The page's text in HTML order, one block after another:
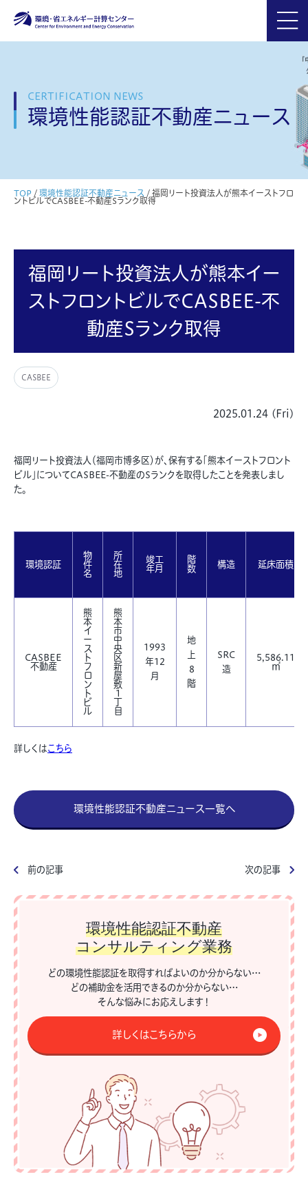
CERTIFICATION NEWS
環境性能認証不動産ニュース
TOP / 環境性能認証不動産ニュース / 福岡リート投資法人が熊本イーストフロ
ントビルでCASBEE-不動産Sランク取得
福岡リート投資法人が熊本イー
ストフロントビルでCASBEE-不
動産Sランク取得
CASBEE
2025.01.24 (Fri)
福岡リート投資法人（福岡市博多区）が、保有する「熊本イーストフロント
ビル」についてCASBEE-不動産のSランクを取得したことを発表しまし
た。
環境認証
物
件
名
所
在
地
竣工
年月
階
数 構造 延床面積
CASBEE
不動産
熊
本
イ
ー
ス
ト
フ
ロ
ン
ト
ビ
ル
熊
本
市
中
央
区
新
屋
敷
1
丁
目
1993
年12
月
地
上
8
階
SRC
造
5,586.11
㎡
詳しくはこちら
環境性能認証不動産ニュース一覧へ
前の記事 次の記事
環境性能認証不動産
コンサルティング業務
どの環境性能認証を取得すればよいのか分からない…
どの補助金を活用できるのか分からない…
そんな悩みにお応えします！
詳しくはこちらから